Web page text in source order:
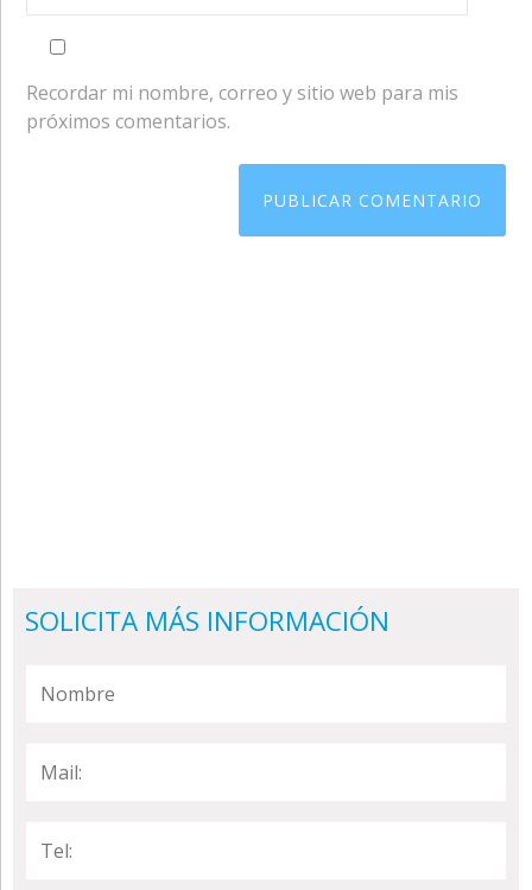
Recordar mi nombre, correo y sitio web para mis
próximos comentarios.
SOLICITA MÁS INFORMACIÓN